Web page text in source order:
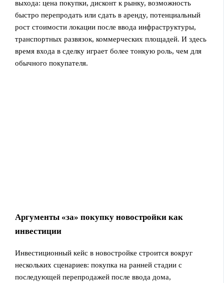
выхода: цена покупки, дисконт к рынку, возможность
быстро перепродать или сдать в аренду, потенциальный
рост стоимости локации после ввода инфраструктуры,
транспортных развязок, коммерческих площадей. И здесь
время входа в сделку играет более тонкую роль, чем для
обычного покупателя.
Аргументы «за» покупку новостройки как
инвестиции
Инвестиционный кейс в новостройке строится вокруг
нескольких сценариев: покупка на ранней стадии с
последующей перепродажей после ввода дома,